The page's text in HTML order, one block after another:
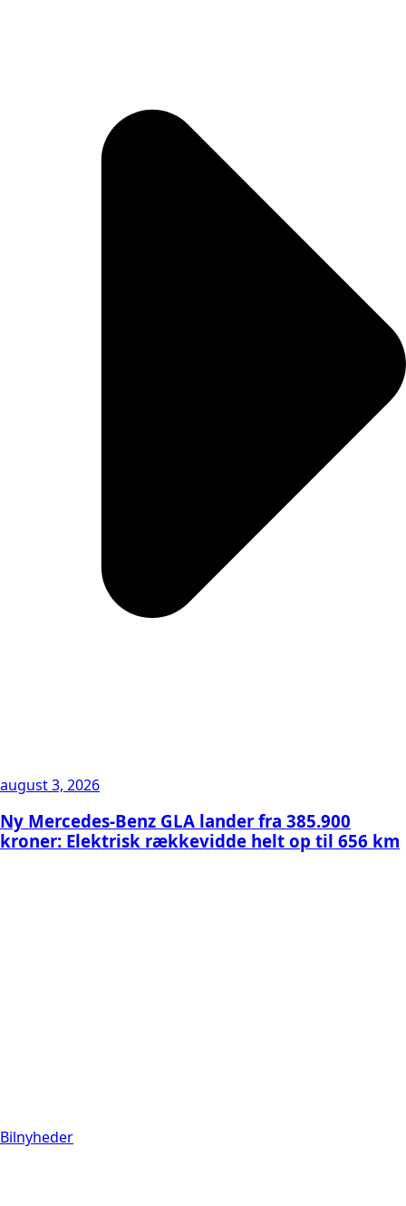
august 3, 2026
Ny Mercedes-Benz GLA lander fra 385.900
kroner: Elektrisk rækkevidde helt op til 656 km
Bilnyheder